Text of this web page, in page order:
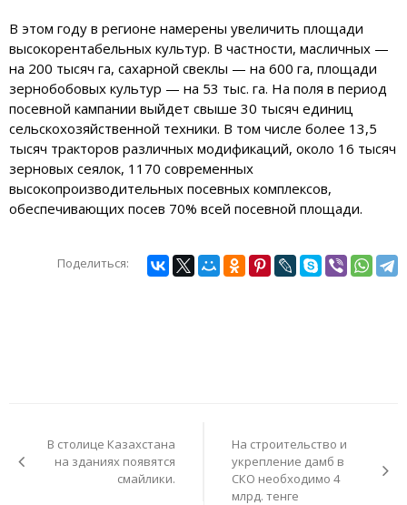
В этом году в регионе намерены увеличить площади
высокорентабельных культур. В частности, масличных —
на 200 тысяч га, сахарной свеклы — на 600 га, площади
зернобобовых культур — на 53 тыс. га. На поля в период
посевной кампании выйдет свыше 30 тысяч единиц
сельскохозяйственной техники. В том числе более 13,5
тысяч тракторов различных модификаций, около 16 тысяч
зерновых сеялок, 1170 современных
высокопроизводительных посевных комплексов,
обеспечивающих посев 70% всей посевной площади.
Поделиться:
записямВ столице Казахстана
на зданиях появятся
смайлики.
На строительство и
укрепление дамб в
СКО необходимо 4
млрд. тенге